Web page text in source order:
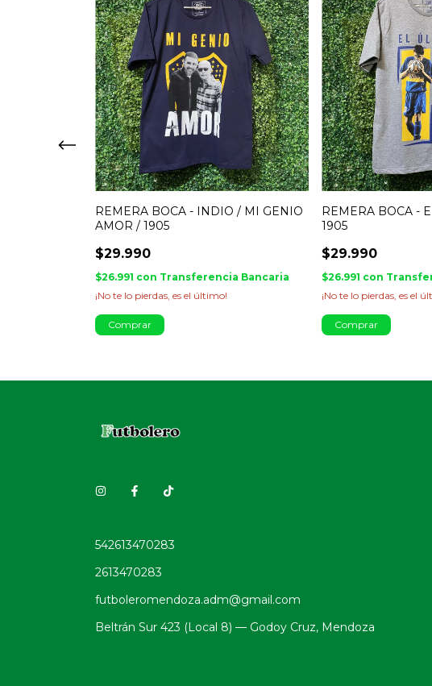
REMERA BOCA - INDIO / MI GENIO
AMOR / 1905
$29.990
$26.991 con Transferencia Bancaria
¡No te lo pierdas, es el último!
Comprar
REMERA BOCA -
1905
$29.990
$26.991 con
¡No te lo pierdas, es el
Comprar
542613470283
2613470283
futboleromendoza.adm@gmail.com
Beltrán Sur 423 (Local 8) — Godoy Cruz, Mendoza